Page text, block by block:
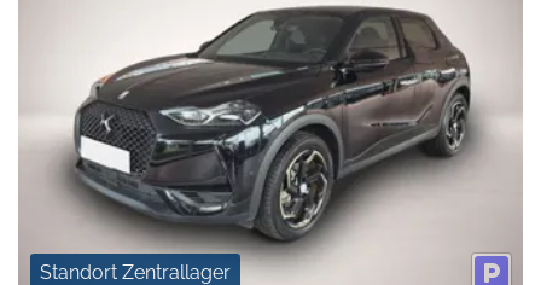
Standort Zentrallager